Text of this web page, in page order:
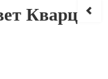
Кварц